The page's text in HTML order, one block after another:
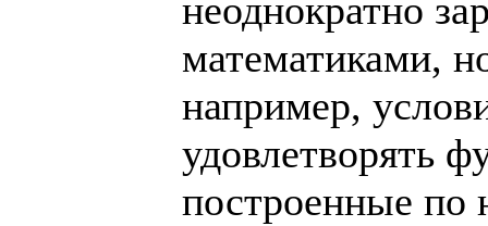
неоднократно
математиками,
например,
удовлетворять
построенные по